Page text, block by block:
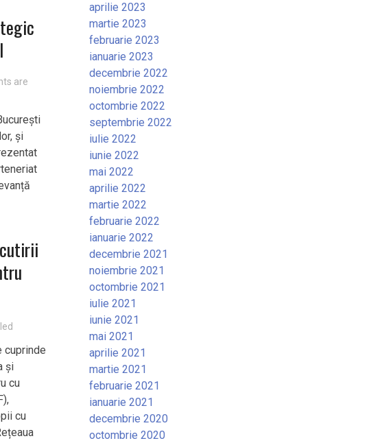
are
și
cuprinde
și
cu
cu
aprilie 2023
martie 2023
februarie 2023
ianuarie 2023
decembrie 2022
noiembrie 2022
octombrie 2022
septembrie 2022
iulie 2022
iunie 2022
mai 2022
aprilie 2022
martie 2022
februarie 2022
ianuarie 2022
decembrie 2021
noiembrie 2021
octombrie 2021
iulie 2021
iunie 2021
mai 2021
aprilie 2021
martie 2021
februarie 2021
ianuarie 2021
decembrie 2020
octombrie 2020